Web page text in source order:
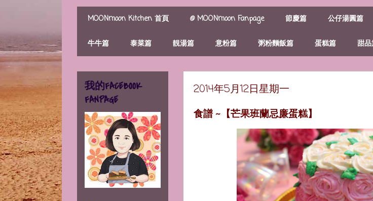
MOONmoon Kitchen 首頁 @ MOONmoon Fanpage 節慶篇 公仔湯圓篇
牛牛篇 泰菜篇 靚湯篇 意粉篇 粥粉麵飯篇 蛋糕篇 甜
2014年5月12日星期一
食譜 ~【芒果班蘭忌廉蛋糕】
我的FACEBOOK
FANPAGE